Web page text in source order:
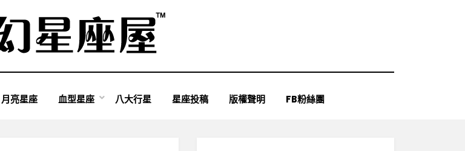
月亮星座 血型星座 八大行星 星座投稿 版權聲明 FB粉絲團